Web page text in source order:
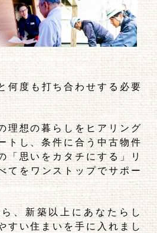
何度も打ち合わせする必要
理想の暮らしをヒアリング
トし、条件に合う中古物件
「思いをカタチにする」リ
てをワンストップでサポー
、新築以上にあなたらし
すい住まいを手に入れまし